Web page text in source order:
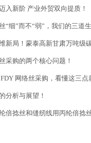
入新阶 产业外贸双向提质！
“细”而不“弱”，我们的三道
新局！蒙泰高新甘肃万吨级
采购的两个核心问题！
网络丝采购，看懂这三点
分析与展望！
倍捻丝和缝纫线用丙纶倍捻